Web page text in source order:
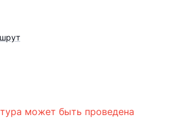
может быть проведена